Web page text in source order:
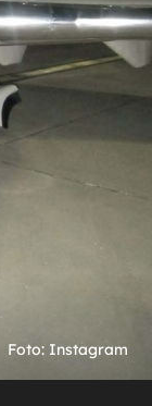
Foto: Instagram